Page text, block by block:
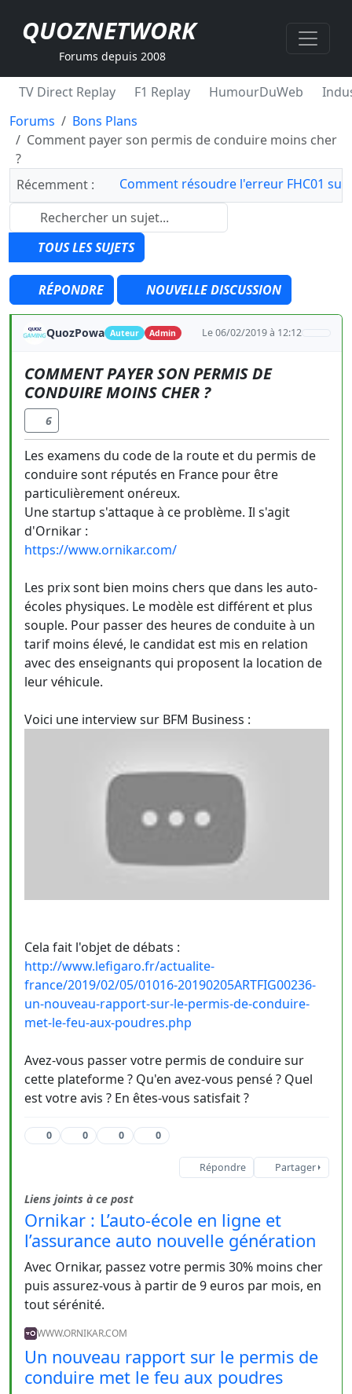
QUOZNETWORK
Forums depuis 2008
TV Direct Replay F1 Replay HumourDuWeb
Forums
Bons Plans
Comment payer son permis de conduire moins cher
?
Récemment :
Comment résoudre l'erreur FHC01 sur
TOUS LES SUJETS
RÉPONDRE NOUVELLE DISCUSSION
QuozPowa Auteur Admin Le 06/02/2019 à 12:12
COMMENT PAYER SON PERMIS DE
CONDUIRE MOINS CHER ?
6
Les examens du code de la route et du permis de
conduire sont réputés en France pour être
particulièrement onéreux.
Une startup s'attaque à ce problème. Il s'agit
d'Ornikar :
https://www.ornikar.com/
Les prix sont bien moins chers que dans les auto-
écoles physiques. Le modèle est différent et plus
souple. Pour passer des heures de conduite à un
tarif moins élevé, le candidat est mis en relation
avec des enseignants qui proposent la location de
leur véhicule.
Voici une interview sur BFM Business :
Cela fait l'objet de débats :
http://www.lefigaro.fr/actualite-
france/2019/02/05/01016-20190205ARTFIG00236-
un-nouveau-rapport-sur-le-permis-de-conduire-
met-le-feu-aux-poudres.php
Avez-vous passer votre permis de conduire sur
cette plateforme ? Qu'en avez-vous pensé ? Quel
est votre avis ? En êtes-vous satisfait ?
0 0 0 0
Répondre Partager
Liens joints à ce post
Ornikar : L’auto-école en ligne et
l’assurance auto nouvelle génération
Avec Ornikar, passez votre permis 30% moins cher
puis assurez-vous à partir de 9 euros par mois, en
tout sérénité.
WWW.ORNIKAR.COM
Un nouveau rapport sur le permis de
conduire met le feu aux poudres